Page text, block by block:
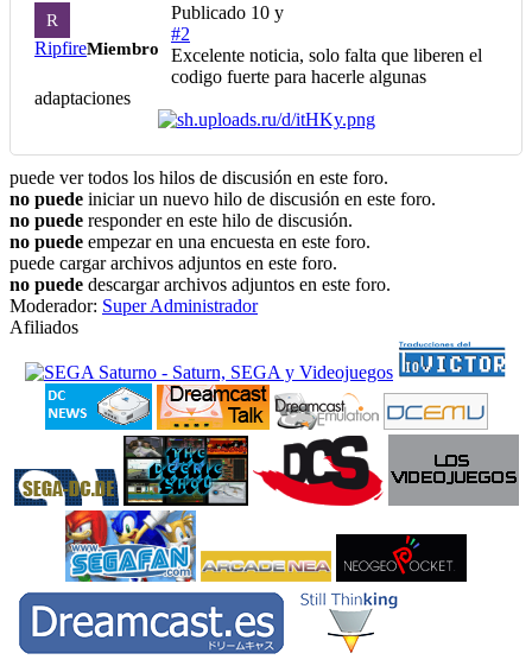
R
RipfireMiembro
Publicado 10 y
#2
Excelente noticia, solo falta que liberen el
codigo fuerte para hacerle algunas
adaptaciones
puede ver todos los hilos de discusión en este foro.
no puede iniciar un nuevo hilo de discusión en este foro.
no puede responder en este hilo de discusión.
no puede empezar en una encuesta en este foro.
puede cargar archivos adjuntos en este foro.
no puede descargar archivos adjuntos en este foro.
Moderador: Super Administrador
Afiliados